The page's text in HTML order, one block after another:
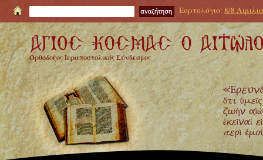
Εορτολόγιο: 8/8
Ορθόδοξος Ιεραποστολικός Σύνδεσμος